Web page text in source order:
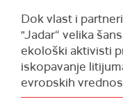
Dok vlast i
"Jadar“ velika
ekološki aktivisti
iskopavanje
evropskih